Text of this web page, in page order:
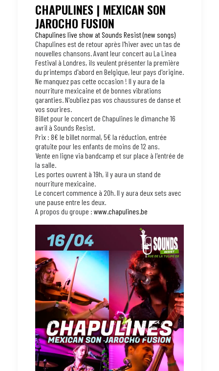
CHAPULINES | MEXICAN SON
JAROCHO FUSION
Chapulines live show at Sounds Resist (new songs)
Chapulines est de retour après l'hiver avec un tas de
nouvelles chansons. Avant leur concert au La Linea
Festival à Londres, ils veulent présenter la première
du printemps d'abord en Belgique, leur pays d'origine.
Ne manquez pas cette occasion ! Il y aura de la
nourriture mexicaine et de bonnes vibrations
garanties. N'oubliez pas vos chaussures de danse et
vos sourires.
Billet pour le concert de Chapulines le dimanche 16
avril à Sounds Resist.
Prix : 8€ le billet normal, 5€ la réduction, entrée
gratuite pour les enfants de moins de 12 ans.
Vente en ligne via bandcamp et sur place à l'entrée de
la salle.
Les portes ouvrent à 19h, il y aura un stand de
nourriture mexicaine.
Le concert commence à 20h. Il y aura deux sets avec
une pause entre les deux.
A propos du groupe : www.chapulines.be